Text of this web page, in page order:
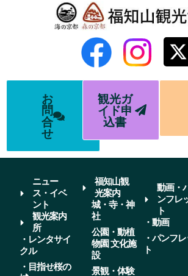
お
問
合
せ
観光ガ
イド申
込書
ニュー
ス・イベ
ント
観光案内
所
・レンタサイ
クル
・目指せ桜の
福知山観
光案内
城・寺・神
社
公園・動植
物園 文化施
設
景観・体験
動画・
ンフレ
ト
・動画
・パンフ
ト